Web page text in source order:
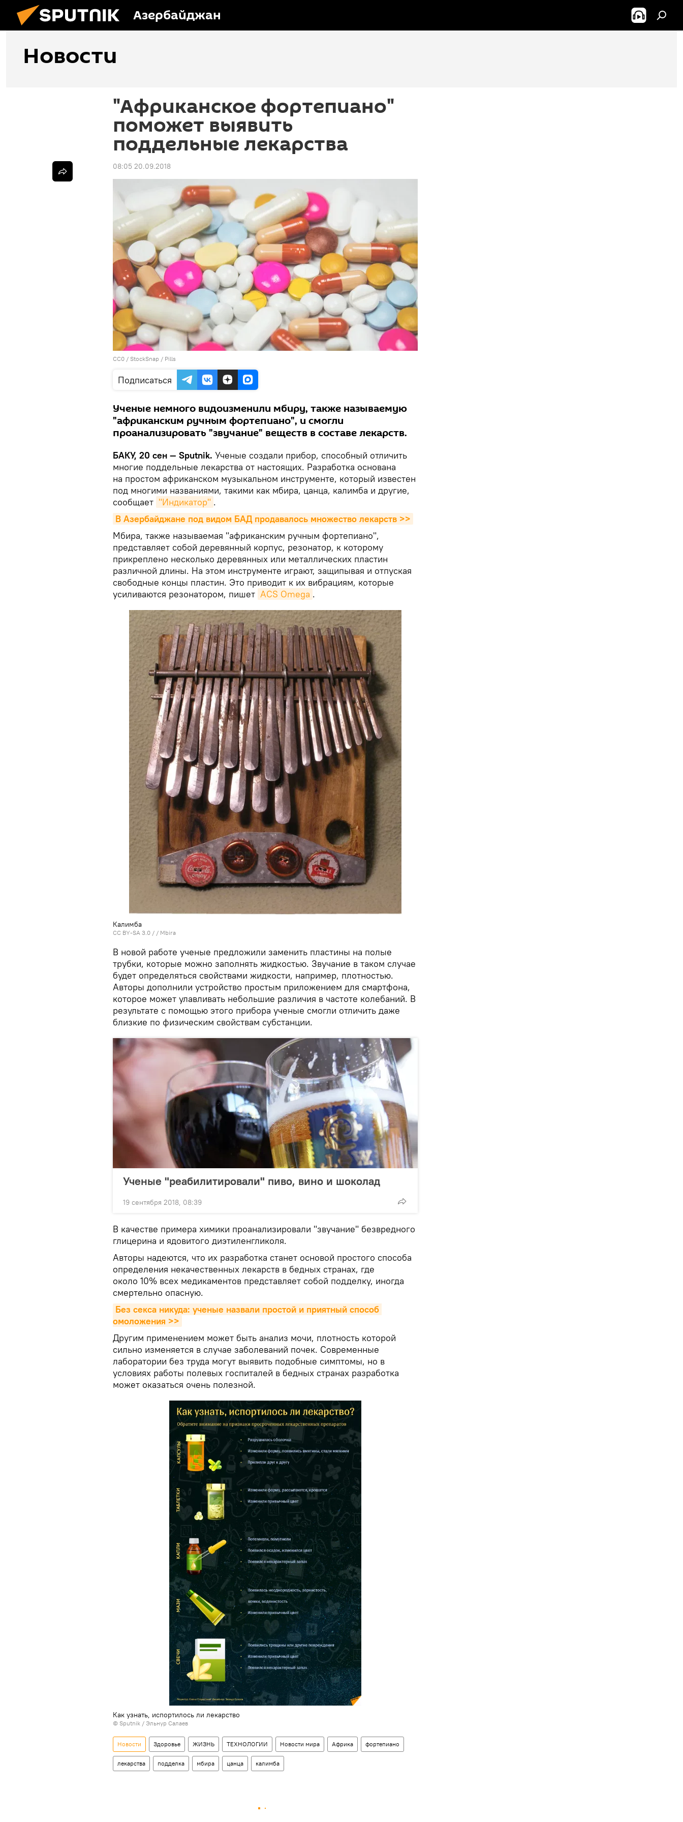
Азербайджан
Новости
"Африканское фортепиано"
поможет выявить
поддельные лекарства
08:05 20.09.2018
CC0 / StockSnap / Pills
Подписаться
Ученые немного видоизменили мбиру, также называемую
"африканским ручным фортепиано", и смогли
проанализировать "звучание" веществ в составе лекарств.
БАКУ, 20 сен — Sputnik. Ученые создали прибор, способный отличить
многие поддельные лекарства от настоящих. Разработка основана
на простом африканском музыкальном инструменте, который известен
под многими названиями, такими как мбира, цанца, калимба и другие,
сообщает "Индикатор" .
В Азербайджане под видом БАД продавалось множество лекарств >>
Мбира, также называемая "африканским ручным фортепиано",
представляет собой деревянный корпус, резонатор, к которому
прикреплено несколько деревянных или металлических пластин
различной длины. На этом инструменте играют, защипывая и отпуская
свободные концы пластин. Это приводит к их вибрациям, которые
усиливаются резонатором, пишет ACS Omega .
Калимба
CC BY-SA 3.0 / / Mbira
В новой работе ученые предложили заменить пластины на полые
трубки, которые можно заполнять жидкостью. Звучание в таком случае
будет определяться свойствами жидкости, например, плотностью.
Авторы дополнили устройство простым приложением для смартфона,
которое может улавливать небольшие различия в частоте колебаний. В
результате с помощью этого прибора ученые смогли отличить даже
близкие по физическим свойствам субстанции.
Ученые "реабилитировали" пиво, вино и шоколад
19 сентября 2018, 08:39
В качестве примера химики проанализировали "звучание" безвредного
глицерина и ядовитого диэтиленгликоля.
Авторы надеются, что их разработка станет основой простого способа
определения некачественных лекарств в бедных странах, где
около 10% всех медикаментов представляет собой подделку, иногда
смертельно опасную.
Без секса никуда: ученые назвали простой и приятный способ
омоложения >>
Другим применением может быть анализ мочи, плотность которой
сильно изменяется в случае заболеваний почек. Современные
лаборатории без труда могут выявить подобные симптомы, но в
условиях работы полевых госпиталей в бедных странах разработка
может оказаться очень полезной.
Как узнать, испортилось ли лекарство
© Sputnik / Эльнур Салаев
Новости Здоровье ЖИЗНЬ ТЕХНОЛОГИИ Новости мира Африка фортепиано
лекарства подделка мбира цанца калимба